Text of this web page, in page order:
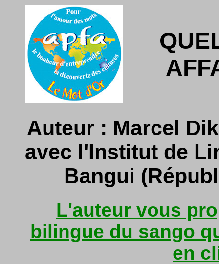
Auteur : Marcel
avec l'Institut de
Bangui
L'auteur vous
bilingue du sango
en